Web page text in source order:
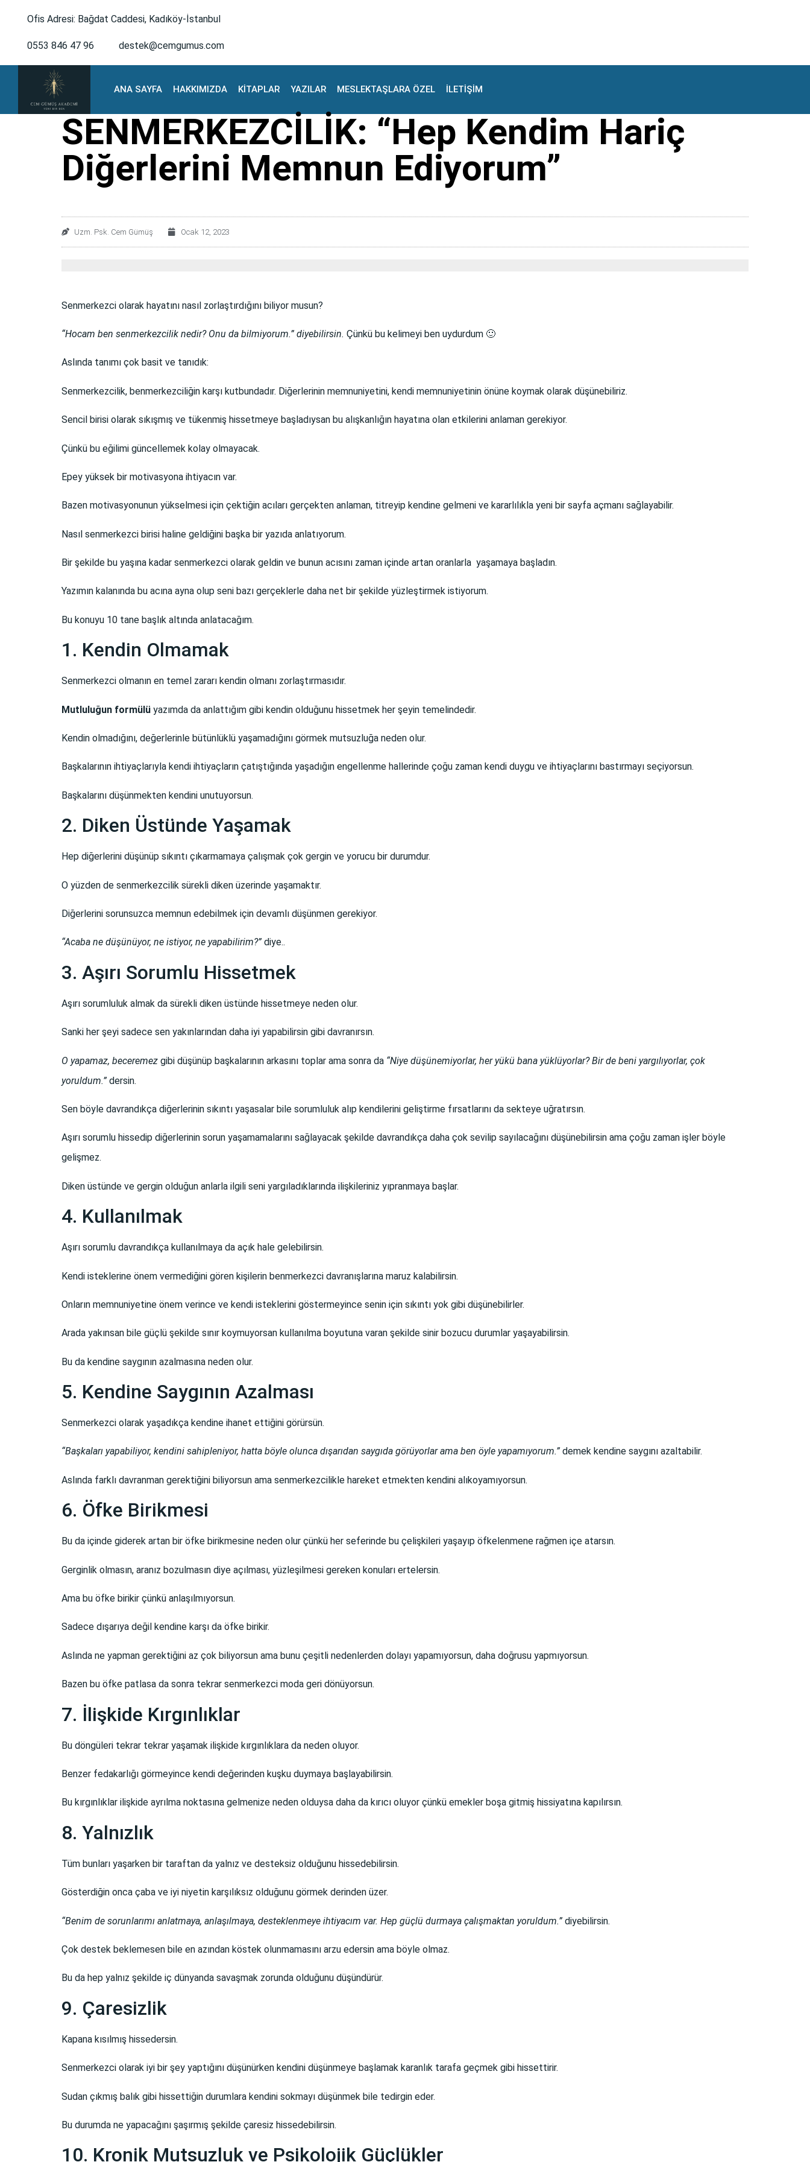
Ofis Adresi: Bağdat Caddesi, Kadıköy-İstanbul
0553 846 47 96 destek@cemgumus.com
ANA SAYFA HAKKIMIZDA KİTAPLAR YAZILAR MESLEKTAŞLARA ÖZEL İLETİŞİM
SENMERKEZCİLİK: “Hep Kendim Hariç
Diğerlerini Memnun Ediyorum”
Uzm. Psk. Cem Gümüş Ocak 12, 2023
Senmerkezci olarak hayatını nasıl zorlaştırdığını biliyor musun?
“Hocam ben senmerkezcilik nedir? Onu da bilmiyorum.” diyebilirsin. Çünkü bu kelimeyi ben uydurdum 🙂
Aslında tanımı çok basit ve tanıdık:
Senmerkezcilik, benmerkezciliğin karşı kutbundadır. Diğerlerinin memnuniyetini, kendi memnuniyetinin önüne koymak olarak düşünebiliriz.
Sencil birisi olarak sıkışmış ve tükenmiş hissetmeye başladıysan bu alışkanlığın hayatına olan etkilerini anlaman gerekiyor.
Çünkü bu eğilimi güncellemek kolay olmayacak.
Epey yüksek bir motivasyona ihtiyacın var.
Bazen motivasyonunun yükselmesi için çektiğin acıları gerçekten anlaman, titreyip kendine gelmeni ve kararlılıkla yeni bir sayfa açmanı sağlayabilir.
Nasıl senmerkezci birisi haline geldiğini başka bir yazıda anlatıyorum.
Bir şekilde bu yaşına kadar senmerkezci olarak geldin ve bunun acısını zaman içinde artan oranlarla yaşamaya başladın.
Yazımın kalanında bu acına ayna olup seni bazı gerçeklerle daha net bir şekilde yüzleştirmek istiyorum.
Bu konuyu 10 tane başlık altında anlatacağım.
1. Kendin Olmamak
Senmerkezci olmanın en temel zararı kendin olmanı zorlaştırmasıdır.
Mutluluğun formülü yazımda da anlattığım gibi kendin olduğunu hissetmek her şeyin temelindedir.
Kendin olmadığını, değerlerinle bütünlüklü yaşamadığını görmek mutsuzluğa neden olur.
Başkalarının ihtiyaçlarıyla kendi ihtiyaçların çatıştığında yaşadığın engellenme hallerinde çoğu zaman kendi duygu ve ihtiyaçlarını bastırmayı seçiyorsun.
Başkalarını düşünmekten kendini unutuyorsun.
2. Diken Üstünde Yaşamak
Hep diğerlerini düşünüp sıkıntı çıkarmamaya çalışmak çok gergin ve yorucu bir durumdur.
O yüzden de senmerkezcilik sürekli diken üzerinde yaşamaktır.
Diğerlerini sorunsuzca memnun edebilmek için devamlı düşünmen gerekiyor.
“Acaba ne düşünüyor, ne istiyor, ne yapabilirim?” diye..
3. Aşırı Sorumlu Hissetmek
Aşırı sorumluluk almak da sürekli diken üstünde hissetmeye neden olur.
Sanki her şeyi sadece sen yakınlarından daha iyi yapabilirsin gibi davranırsın.
O yapamaz, beceremez gibi düşünüp başkalarının arkasını toplar ama sonra da “Niye düşünemiyorlar, her yükü bana yüklüyorlar? Bir de beni yargılıyorlar, çok
yoruldum.” dersin.
Sen böyle davrandıkça diğerlerinin sıkıntı yaşasalar bile sorumluluk alıp kendilerini geliştirme fırsatlarını da sekteye uğratırsın.
Aşırı sorumlu hissedip diğerlerinin sorun yaşamamalarını sağlayacak şekilde davrandıkça daha çok sevilip sayılacağını düşünebilirsin ama çoğu zaman işler böyle
gelişmez.
Diken üstünde ve gergin olduğun anlarla ilgili seni yargıladıklarında ilişkileriniz yıpranmaya başlar.
4. Kullanılmak
Aşırı sorumlu davrandıkça kullanılmaya da açık hale gelebilirsin.
Kendi isteklerine önem vermediğini gören kişilerin benmerkezci davranışlarına maruz kalabilirsin.
Onların memnuniyetine önem verince ve kendi isteklerini göstermeyince senin için sıkıntı yok gibi düşünebilirler.
Arada yakınsan bile güçlü şekilde sınır koymuyorsan kullanılma boyutuna varan şekilde sinir bozucu durumlar yaşayabilirsin.
Bu da kendine saygının azalmasına neden olur.
5. Kendine Saygının Azalması
Senmerkezci olarak yaşadıkça kendine ihanet ettiğini görürsün.
“Başkaları yapabiliyor, kendini sahipleniyor, hatta böyle olunca dışarıdan saygıda görüyorlar ama ben öyle yapamıyorum.” demek kendine saygını azaltabilir.
Aslında farklı davranman gerektiğini biliyorsun ama senmerkezcilikle hareket etmekten kendini alıkoyamıyorsun.
6. Öfke Birikmesi
Bu da içinde giderek artan bir öfke birikmesine neden olur çünkü her seferinde bu çelişkileri yaşayıp öfkelenmene rağmen içe atarsın.
Gerginlik olmasın, aranız bozulmasın diye açılması, yüzleşilmesi gereken konuları ertelersin.
Ama bu öfke birikir çünkü anlaşılmıyorsun.
Sadece dışarıya değil kendine karşı da öfke birikir.
Aslında ne yapman gerektiğini az çok biliyorsun ama bunu çeşitli nedenlerden dolayı yapamıyorsun, daha doğrusu yapmıyorsun.
Bazen bu öfke patlasa da sonra tekrar senmerkezci moda geri dönüyorsun.
7. İlişkide Kırgınlıklar
Bu döngüleri tekrar tekrar yaşamak ilişkide kırgınlıklara da neden oluyor.
Benzer fedakarlığı görmeyince kendi değerinden kuşku duymaya başlayabilirsin.
Bu kırgınlıklar ilişkide ayrılma noktasına gelmenize neden olduysa daha da kırıcı oluyor çünkü emekler boşa gitmiş hissiyatına kapılırsın.
8. Yalnızlık
Tüm bunları yaşarken bir taraftan da yalnız ve desteksiz olduğunu hissedebilirsin.
Gösterdiğin onca çaba ve iyi niyetin karşılıksız olduğunu görmek derinden üzer.
“Benim de sorunlarımı anlatmaya, anlaşılmaya, desteklenmeye ihtiyacım var. Hep güçlü durmaya çalışmaktan yoruldum.” diyebilirsin.
Çok destek beklemesen bile en azından köstek olunmamasını arzu edersin ama böyle olmaz.
Bu da hep yalnız şekilde iç dünyanda savaşmak zorunda olduğunu düşündürür.
9. Çaresizlik
Kapana kısılmış hissedersin.
Senmerkezci olarak iyi bir şey yaptığını düşünürken kendini düşünmeye başlamak karanlık tarafa geçmek gibi hissettirir.
Sudan çıkmış balık gibi hissettiğin durumlara kendini sokmayı düşünmek bile tedirgin eder.
Bu durumda ne yapacağını şaşırmış şekilde çaresiz hissedebilirsin.
10. Kronik Mutsuzluk ve Psikolojik Güçlükler